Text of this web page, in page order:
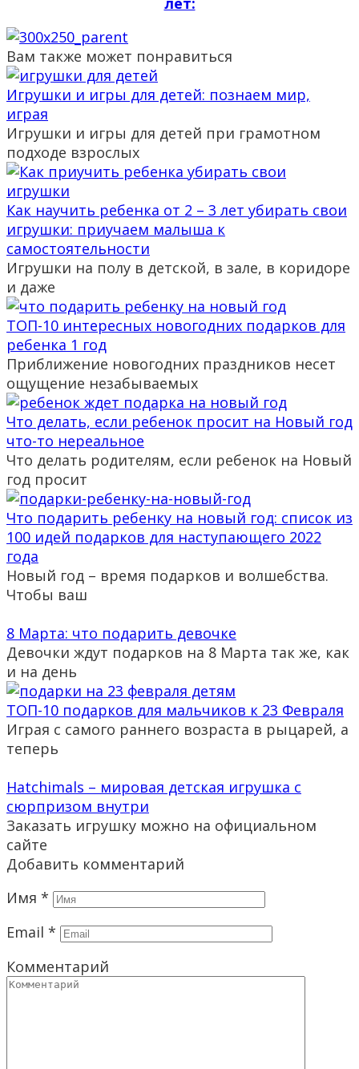
Вам также может понравиться
Игрушки и игры для детей: познаем мир,
играя
Игрушки и игры для детей при грамотном
подходе взрослых
Как научить ребенка от 2 – 3 лет убирать свои
игрушки: приучаем малыша к
самостоятельности
Игрушки на полу в детской, в зале, в коридоре
и даже
ТОП-10 интересных новогодних подарков для
ребенка 1 год
Приближение новогодних праздников несет
ощущение незабываемых
Что делать, если ребенок просит на Новый год
что-то нереальное
Что делать родителям, если ребенок на Новый
год просит
Что подарить ребенку на новый год: список из
100 идей подарков для наступающего 2022
года
Новый год – время подарков и волшебства.
Чтобы ваш
8 Марта: что подарить девочке
Девочки ждут подарков на 8 Марта так же, как
и на день
ТОП-10 подарков для мальчиков к 23 Февраля
Играя с самого раннего возраста в рыцарей, а
теперь
Hatchimals – мировая детская игрушка с
сюрпризом внутри
Заказать игрушку можно на официальном
сайте
Добавить комментарий
Имя *
Email *
Комментарий